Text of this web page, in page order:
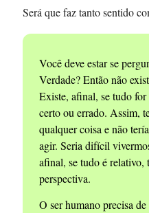
Será que faz tanto sentido
Você deve estar se
Verdade? Então não
Existe, afinal, se tudo
certo ou errado. Assim,
qualquer coisa e não
agir. Seria difícil
afinal, se tudo é relativo,
perspectiva.
O ser humano precisa